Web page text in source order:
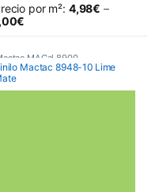
Las opciones se
por m²: 4,98€ –
€producto tiene múltiples
MACal 8900
Mactac 8948-10 Lime